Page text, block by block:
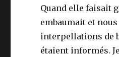
Quand elle faisait
embaumait et
interpellations de
étaient informés.